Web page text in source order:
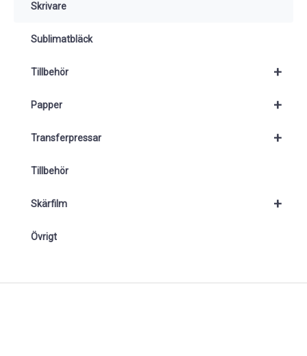
Skrivare
Sublimatbläck
+
Tillbehör
+
Papper
+
Transferpressar
Tillbehör
+
Skärfilm
Övrigt